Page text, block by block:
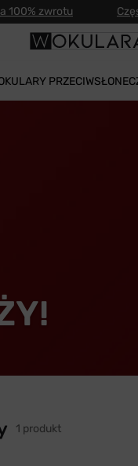
100% zwrotu
1 produkt